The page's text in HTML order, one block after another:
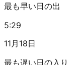
最も早い日の出
5:29
11月18日
最も遅い日の入り